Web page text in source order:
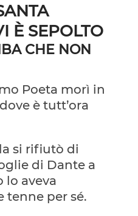
È SEPOLTO
CHE NON
Poeta morì in
è tutt’ora
si rifiutò di
di Dante a
lo aveva
tenne per sé.